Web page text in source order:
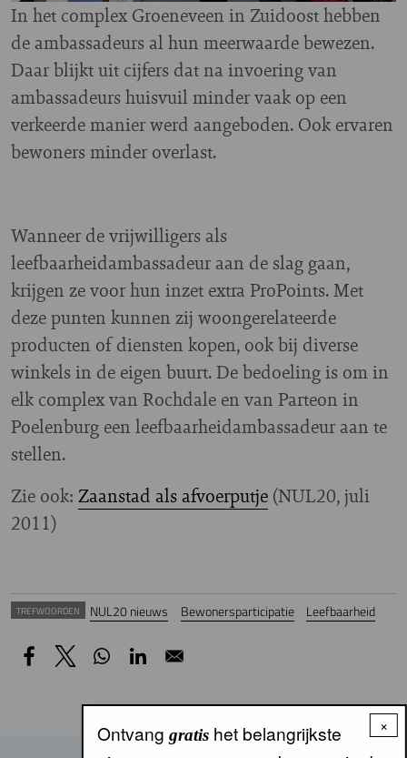
In het complex Groeneveen in Zuidoost hebben
de ambassadeurs al hun meerwaarde bewezen.
Daar blijkt uit cijfers dat na invoering van
ambassadeurs huisvuil minder vaak op een
verkeerde manier werd aangeboden. Ook ervaren
bewoners minder overlast.
Wanneer de vrijwilligers als
leefbaarheidambassadeur aan de slag gaan,
krijgen ze voor hun inzet extra ProPoints. Met
deze punten kunnen zij woongerelateerde
producten of diensten kopen, ook bij diverse
winkels in de eigen buurt. De bedoeling is om in
elk complex van Rochdale en van Parteon in
Poelenburg een leefbaarheidambassadeur aan te
stellen.
Zie ook: Zaanstad als afvoerputje (NUL20, juli
2011)
TREFWOORDEN NUL20 nieuws Bewonersparticipatie Leefbaarheid
×
Ontvang gratishet belangrijkste